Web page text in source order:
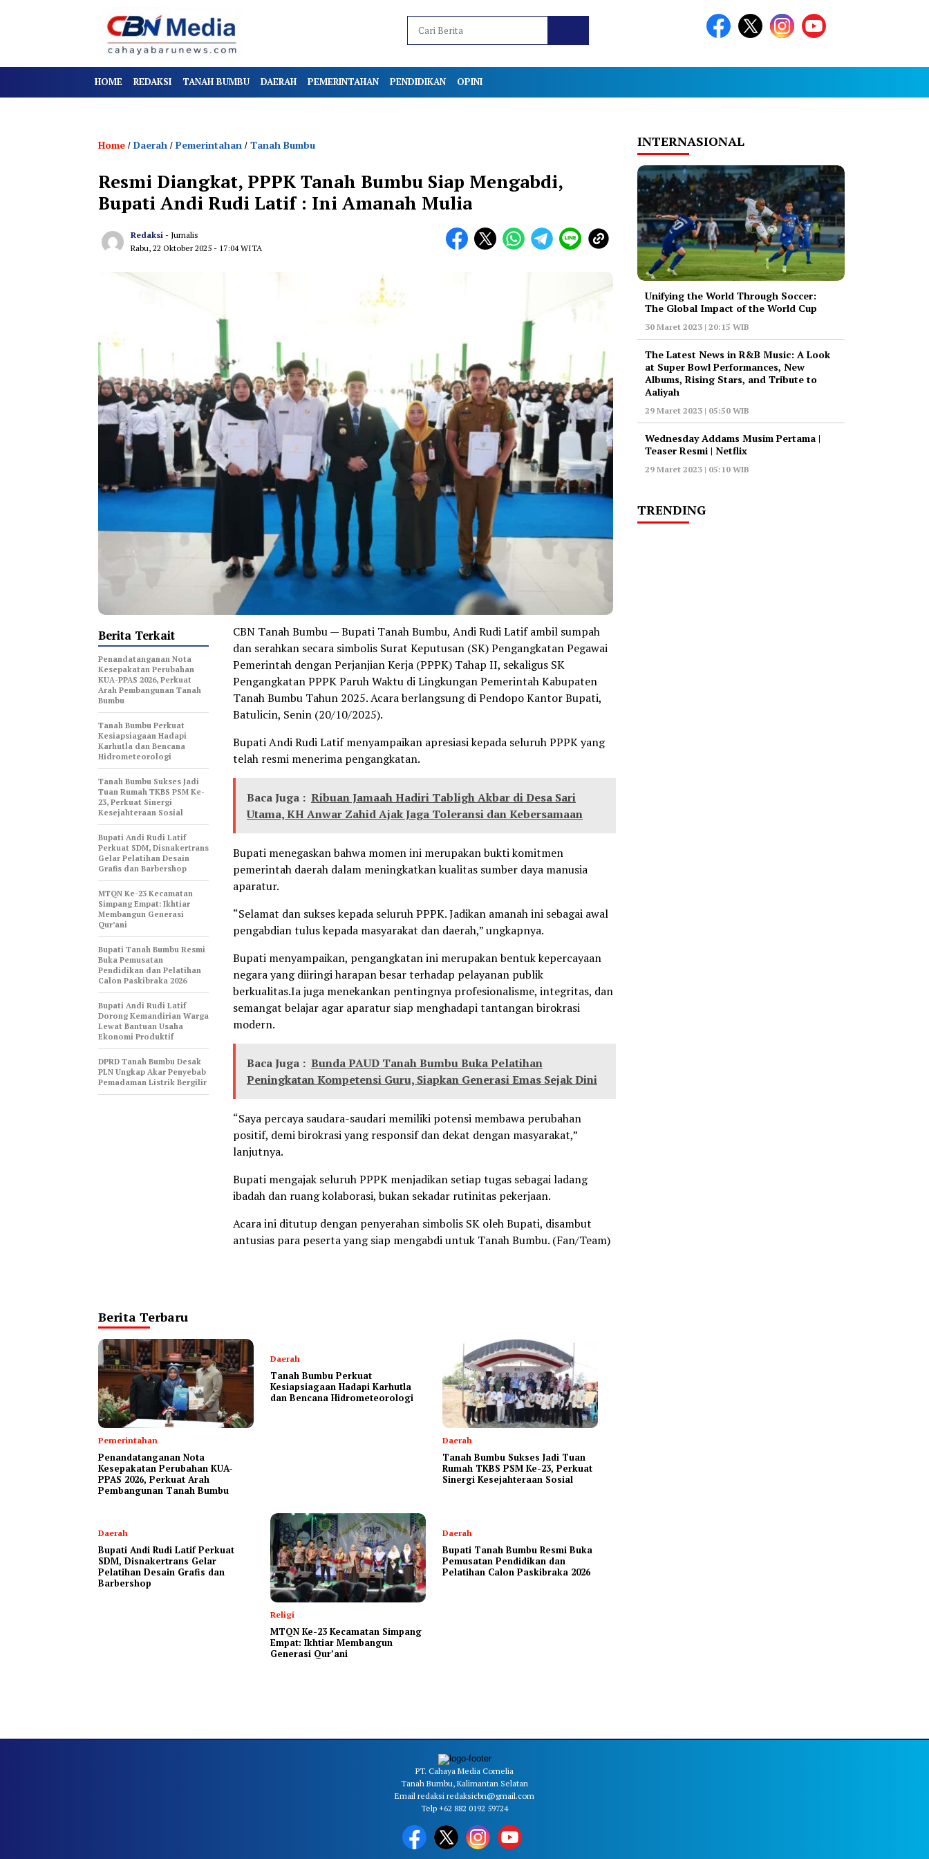
HOME REDAKSI TANAH BUMBU DAERAH PEMERINTAHAN PENDIDIKAN OPINI
Home / Daerah / Pemerintahan / Tanah Bumbu
Resmi Diangkat, PPPK Tanah Bumbu Siap Mengabdi,
Bupati Andi Rudi Latif : Ini Amanah Mulia
Redaksi - Jurnalis
Rabu, 22 Oktober 2025 - 17:04 WITA
CBN Tanah Bumbu — Bupati Tanah Bumbu, Andi Rudi Latif ambil sumpah
dan serahkan secara simbolis Surat Keputusan (SK) Pengangkatan Pegawai
Pemerintah dengan Perjanjian Kerja (PPPK) Tahap II, sekaligus SK
Pengangkatan PPPK Paruh Waktu di Lingkungan Pemerintah Kabupaten
Tanah Bumbu Tahun 2025. Acara berlangsung di Pendopo Kantor Bupati,
Batulicin, Senin (20/10/2025).
Bupati Andi Rudi Latif menyampaikan apresiasi kepada seluruh PPPK yang
telah resmi menerima pengangkatan.
Baca Juga : Ribuan Jamaah Hadiri Tabligh Akbar di Desa Sari
Utama, KH Anwar Zahid Ajak Jaga Toleransi dan Kebersamaan
Bupati menegaskan bahwa momen ini merupakan bukti komitmen
pemerintah daerah dalam meningkatkan kualitas sumber daya manusia
aparatur.
“Selamat dan sukses kepada seluruh PPPK. Jadikan amanah ini sebagai awal
pengabdian tulus kepada masyarakat dan daerah,” ungkapnya.
Bupati menyampaikan, pengangkatan ini merupakan bentuk kepercayaan
negara yang diiringi harapan besar terhadap pelayanan publik
berkualitas.Ia juga menekankan pentingnya profesionalisme, integritas, dan
semangat belajar agar aparatur siap menghadapi tantangan birokrasi
modern.
Baca Juga : Bunda PAUD Tanah Bumbu Buka Pelatihan
Peningkatan Kompetensi Guru, Siapkan Generasi Emas Sejak Dini
“Saya percaya saudara-saudari memiliki potensi membawa perubahan
positif, demi birokrasi yang responsif dan dekat dengan masyarakat,”
lanjutnya.
Bupati mengajak seluruh PPPK menjadikan setiap tugas sebagai ladang
ibadah dan ruang kolaborasi, bukan sekadar rutinitas pekerjaan.
Acara ini ditutup dengan penyerahan simbolis SK oleh Bupati, disambut
antusias para peserta yang siap mengabdi untuk Tanah Bumbu. (Fan/Team)
Berita Terkait
Penandatanganan Nota
Kesepakatan Perubahan
KUA-PPAS 2026, Perkuat
Arah Pembangunan Tanah
Bumbu
Tanah Bumbu Perkuat
Kesiapsiagaan Hadapi
Karhutla dan Bencana
Hidrometeorologi
Tanah Bumbu Sukses Jadi
Tuan Rumah TKBS PSM Ke-
23, Perkuat Sinergi
Kesejahteraan Sosial
Bupati Andi Rudi Latif
Perkuat SDM, Disnakertrans
Gelar Pelatihan Desain
Grafis dan Barbershop
MTQN Ke-23 Kecamatan
Simpang Empat: Ikhtiar
Membangun Generasi
Qur’ani
Bupati Tanah Bumbu Resmi
Buka Pemusatan
Pendidikan dan Pelatihan
Calon Paskibraka 2026
Bupati Andi Rudi Latif
Dorong Kemandirian Warga
Lewat Bantuan Usaha
Ekonomi Produktif
DPRD Tanah Bumbu Desak
PLN Ungkap Akar Penyebab
Pemadaman Listrik Bergilir
Berita Terbaru
Pemerintahan
Penandatanganan Nota
Kesepakatan Perubahan KUA-
PPAS 2026, Perkuat Arah
Pembangunan Tanah Bumbu
Daerah
Tanah Bumbu Perkuat
Kesiapsiagaan Hadapi Karhutla
dan Bencana Hidrometeorologi
Daerah
Tanah Bumbu Sukses Jadi Tuan
Rumah TKBS PSM Ke-23, Perkuat
Sinergi Kesejahteraan Sosial
Daerah
Bupati Andi Rudi Latif Perkuat
SDM, Disnakertrans Gelar
Pelatihan Desain Grafis dan
Barbershop
Religi
MTQN Ke-23 Kecamatan Simpang
Empat: Ikhtiar Membangun
Generasi Qur’ani
Daerah
Bupati Tanah Bumbu Resmi Buka
Pemusatan Pendidikan dan
Pelatihan Calon Paskibraka 2026
INTERNASIONAL
Unifying the World Through Soccer:
The Global Impact of the World Cup
30 Maret 2023 | 20:15 WIB
The Latest News in R&B Music: A Look
at Super Bowl Performances, New
Albums, Rising Stars, and Tribute to
Aaliyah
29 Maret 2023 | 05:50 WIB
Wednesday Addams Musim Pertama |
Teaser Resmi | Netflix
29 Maret 2023 | 05:10 WIB
TRENDING
PT. Cahaya Media Cornelia
Tanah Bumbu, Kalimantan Selatan
Email redaksi redaksicbn@gmail.com
Telp +62 882 0192 59724